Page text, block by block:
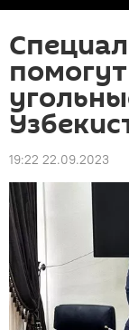
19:22 22.09.2023